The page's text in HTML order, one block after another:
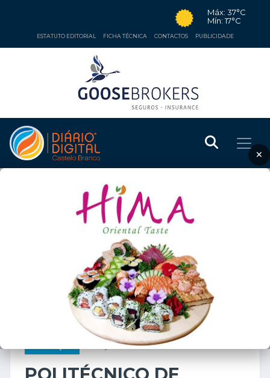
Máx: 37°C
Mín: 17°C
ESTATUTO EDITORIAL FICHA TÉCNICA CONTACTOS PUBLICIDADE
×
7 de junho de 2026